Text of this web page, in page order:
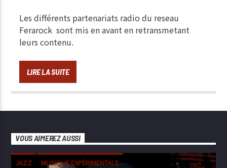
Les différents partenariats radio du reseau
Ferarock sont mis en avant en retransmetant
leurs contenu.
LIRE LA SUITE
VOUS AIMEREZ AUSSI
JAZZ MUSIQUE EXPÉRIMENTALE